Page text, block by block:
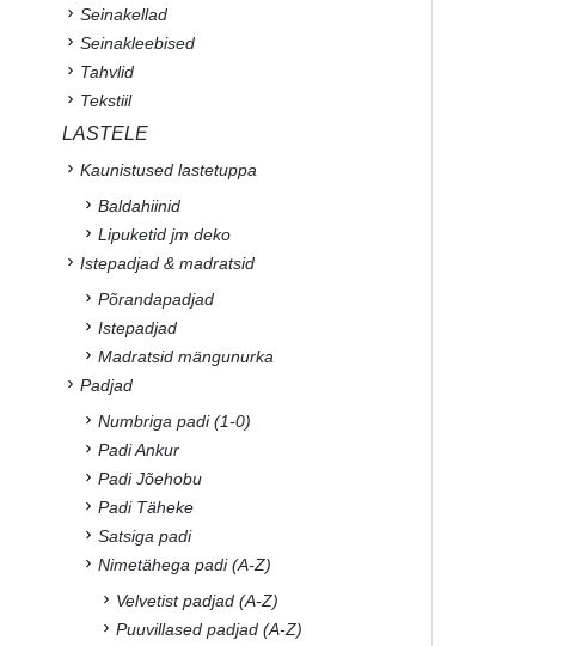
Seinakellad
Seinakleebised
Tahvlid
Tekstiil
LASTELE
Kaunistused lastetuppa
Baldahiinid
Lipuketid jm deko
Istepadjad & madratsid
Põrandapadjad
Istepadjad
Madratsid mängunurka
Padjad
Numbriga padi (1-0)
Padi Ankur
Padi Jõehobu
Padi Täheke
Satsiga padi
Nimetähega padi (A-Z)
Velvetist padjad (A-Z)
Puuvillased padjad (A-Z)